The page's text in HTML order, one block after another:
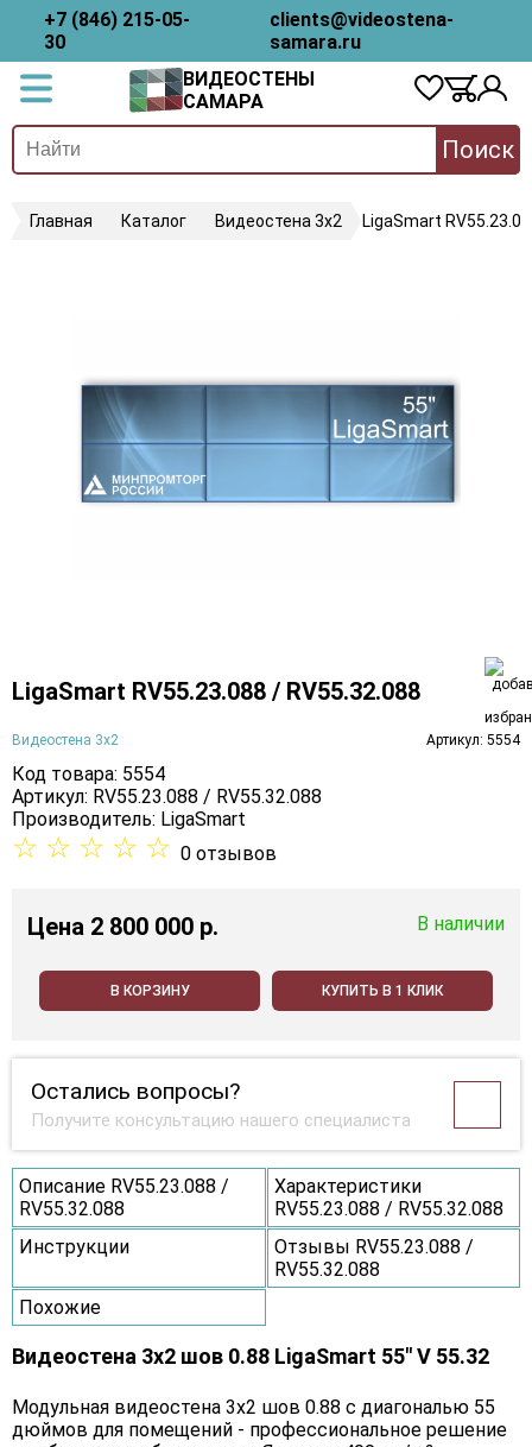
+7 (846) 215-05-
30
clients@videostena-
samara.ru
ВИДЕОСТЕНЫ
САМАРА
Поиск
Главная Каталог Видеостена 3х2 LigaSmart
LigaSmart RV55.23.088 / RV55.32.088
Видеостена 3х2 Артикул: 5554
Код товара: 5554
Артикул: RV55.23.088 / RV55.32.088
Производитель: LigaSmart
☆ ☆ ☆ ☆ ☆ 0 отзывов
Цена 2 800 000 p. В наличии
В КОРЗИНУ КУПИТЬ В 1 КЛИК
Остались вопросы?
Получите консультацию нашего специалиста
Описание RV55.23.088 /
RV55.32.088
Характеристики
RV55.23.088 / RV55.32.088
Инструкции
Отзывы RV55.23.088 /
RV55.32.088
Похожие
Видеостена 3x2 шов 0.88 LigaSmart 55" V 55.32
Модульная видеостена 3x2 шов 0.88 с диагональю 55
дюймов для помещений - профессиональное решение